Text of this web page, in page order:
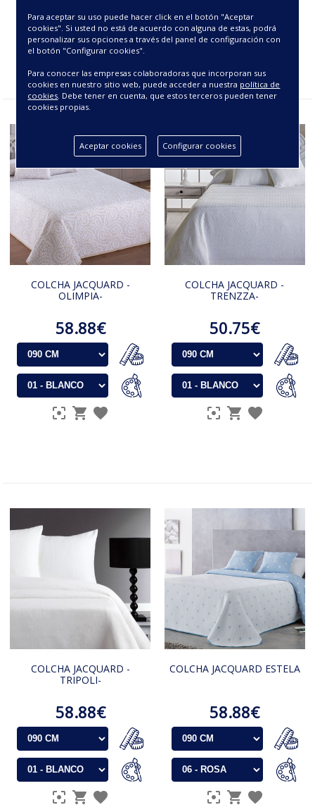
COLCHA JACQUARD -
OLIMPIA-
58.88€
COLCHA JACQUARD -
TRENZZA-
50.75€
COLCHA JACQUARD -
TRIPOLI-
58.88€
COLCHA JACQUARD ESTELA
58.88€
Para aceptar su uso puede hacer click en el botón "Aceptar
cookies". Si usted no está de acuerdo con alguna de estas, podrá
personalizar sus opciones a través del panel de configuración con
el botón "Configurar cookies".
Para conocer las empresas colaboradoras que incorporan sus
cookies en nuestro sitio web, puede acceder a nuestra política de
cookies . Debe tener en cuenta, que estos terceros pueden tener
cookies propias.
Aceptar cookies Configurar cookies